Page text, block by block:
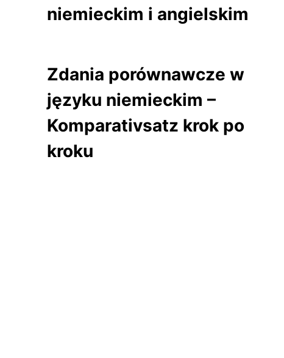
niemieckim i angielskim
Zdania porównawcze w
języku niemieckim –
Komparativsatz krok po
kroku